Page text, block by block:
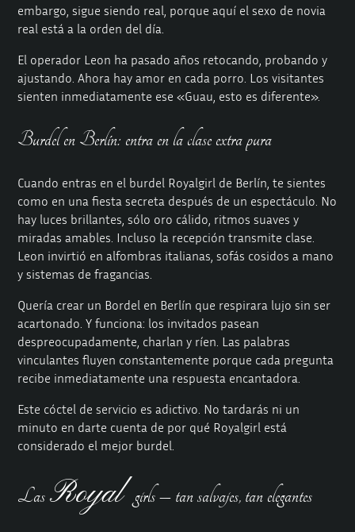
embargo, sigue siendo real, porque aquí el sexo de novia
real está a la orden del día.
El operador Leon ha pasado años retocando, probando y
ajustando. Ahora hay amor en cada porro. Los visitantes
sienten inmediatamente ese «Guau, esto es diferente».
Burdel en Berlín: entra en la clase extra pura
Cuando entras en el burdel Royalgirl de Berlín, te sientes
como en una fiesta secreta después de un espectáculo. No
hay luces brillantes, sólo oro cálido, ritmos suaves y
miradas amables. Incluso la recepción transmite clase.
Leon invirtió en alfombras italianas, sofás cosidos a mano
y sistemas de fragancias.
Quería crear un Bordel en Berlín que respirara lujo sin ser
acartonado. Y funciona: los invitados pasean
despreocupadamente, charlan y ríen. Las palabras
vinculantes fluyen constantemente porque cada pregunta
recibe inmediatamente una respuesta encantadora.
Este cóctel de servicio es adictivo. No tardarás ni un
minuto en darte cuenta de por qué Royalgirl está
considerado el mejor burdel.
LasRoyal girls – tan salvajes, tan elegantes